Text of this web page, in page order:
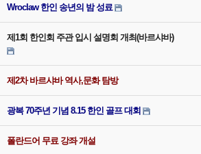
Wroclaw 한인 송년의 밤 성료
제1회 한인회 주관 입시 설명회 개최(바르샤바)
제2차 바르샤바 역사,문화 탐방
광복 70주년 기념 8.15 한인 골프 대회
폴란드어 무료 강좌 개설